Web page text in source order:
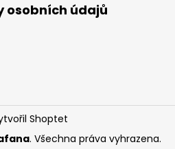
osobních údajů
Shoptet
. Všechna práva vyhrazena.